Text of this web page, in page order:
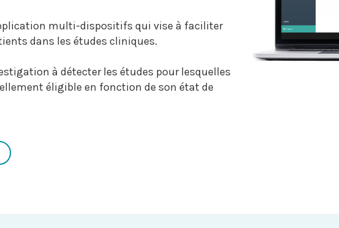
multi-dispositifs qui vise à faciliter
dans les études cliniques.
à détecter les études pour lesquelles
éligible en fonction de son état de